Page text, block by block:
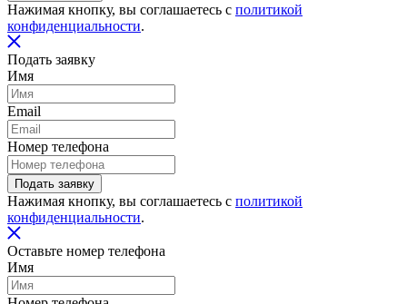
Нажимая кнопку, вы соглашаетесь с политикой
конфиденциальности.
Подать заявку
Имя
Email
Номер телефона
Подать заявку
Нажимая кнопку, вы соглашаетесь с политикой
конфиденциальности.
Оставьте номер телефона
Имя